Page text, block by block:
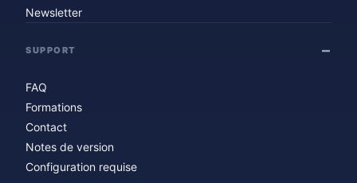
Newsletter
SUPPORT
FAQ
Formations
Contact
Notes de version
Configuration requise